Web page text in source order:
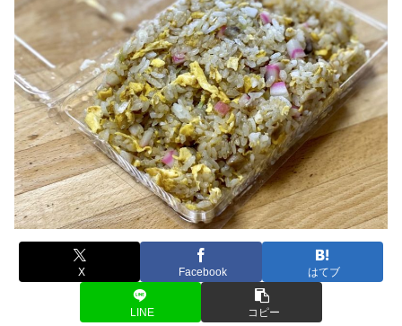
X Facebook はてブ
LINE コピー